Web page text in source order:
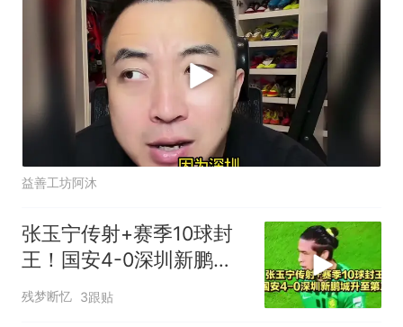
益善工坊阿沐
张玉宁传射+赛季10球封
王！国安4-0深圳新鹏城
升至第三
残梦断忆 3跟贴